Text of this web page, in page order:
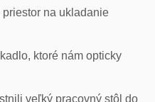
na ukladanie
ktoré nám opticky
veľký pracovný stôl do